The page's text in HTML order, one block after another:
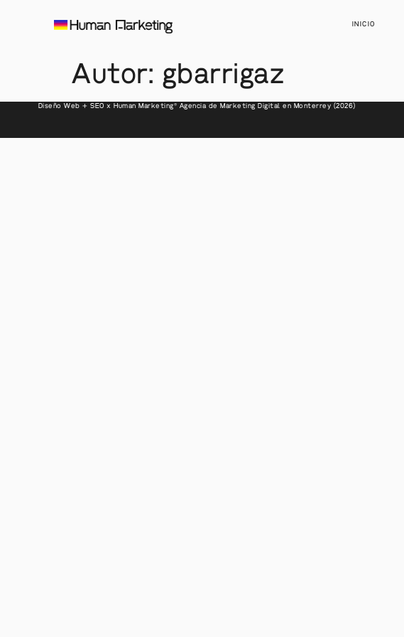
INICIO
Autor: gbarrigaz
Diseño Web + SEO x Human Marketing® Agencia de Marketing Digital en Monterrey (2026)